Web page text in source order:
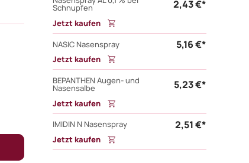
Schnupfen 2,43 €*
Jetzt kaufen
NASIC Nasenspray
5,16 €*
Jetzt kaufen
BEPANTHEN Augen- und
Nasensalbe 5,23 €*
Jetzt kaufen
IMIDIN N Nasenspray
2,51 €*
Jetzt kaufen